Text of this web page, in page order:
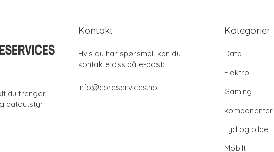
du trenger
datautstyr
Kontakt
Hvis du har spørsmål, kan du
kontakte oss på e-post:
info@coreservices.no
Kategorier
Data
Elektro
Gaming
komponenter
Lyd og bilde
Mobilt